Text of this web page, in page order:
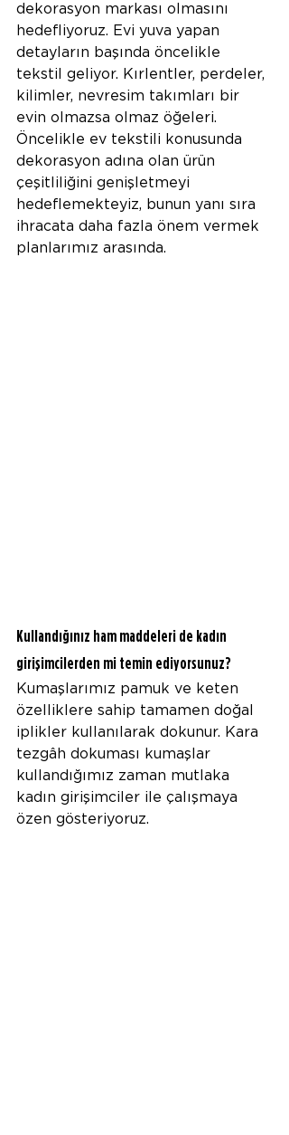
dekorasyon markası olmasını
hedefliyoruz. Evi yuva yapan
detayların başında öncelikle
tekstil geliyor. Kırlentler, perdeler,
kilimler, nevresim takımları bir
evin olmazsa olmaz öğeleri.
Öncelikle ev tekstili konusunda
dekorasyon adına olan ürün
çeşitliliğini genişletmeyi
hedeflemekteyiz, bunun yanı sıra
ihracata daha fazla önem vermek
planlarımız arasında.
Kullandığınız ham maddeleri de kadın
girişimcilerden mi temin ediyorsunuz?
Kumaşlarımız pamuk ve keten
özelliklere sahip tamamen doğal
iplikler kullanılarak dokunur. Kara
tezgâh dokuması kumaşlar
kullandığımız zaman mutlaka
kadın girişimciler ile çalışmaya
özen gösteriyoruz.